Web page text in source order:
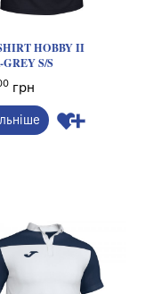
HOBBY II
S/S
грн